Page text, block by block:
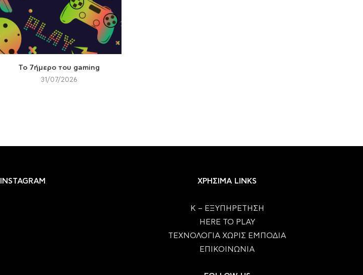
Το 7ήμερο του gaming
31/07/2026
INSTAGRAM ΧΡΗΣΙΜΑ LINKS
Κ – ΕΞΥΠΗΡΕΤΗΣΗ
HERE TO PLAY
ΤΕΧΝΟΛΟΓΙΑ ΧΩΡΙΣ ΕΜΠΟΔΙΑ
ΕΠΙΚΟΙΝΩΝΙΑ